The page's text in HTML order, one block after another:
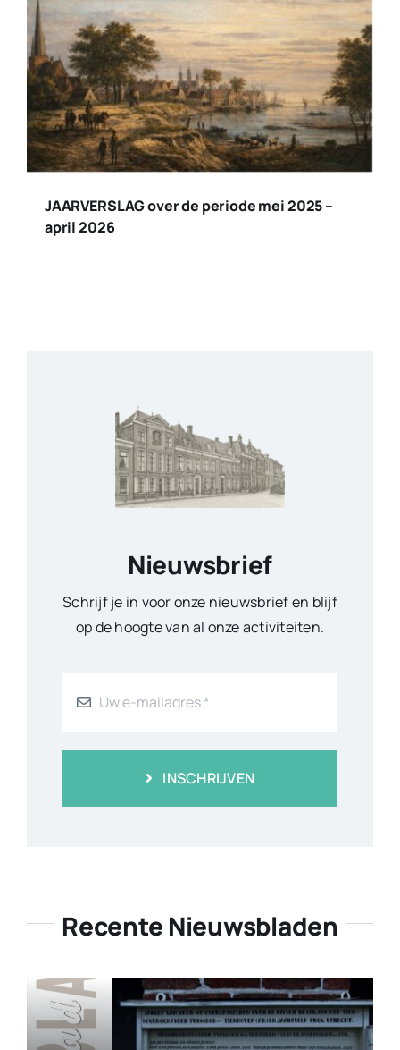
JAARVERSLAG over de periode mei 2025 –
april 2026
Nieuwsbrief
Schrijf je in voor onze nieuwsbrief en blijf
op de hoogte van al onze activiteiten.
INSCHRIJVEN
Recente Nieuwsbladen